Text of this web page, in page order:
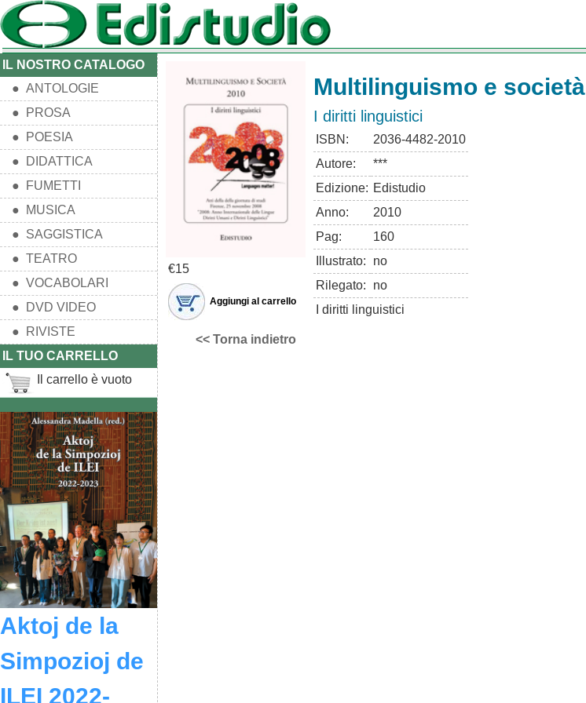
IL NOSTRO CATALOGO
● ANTOLOGIE
● PROSA
● POESIA
● DIDATTICA
● FUMETTI
● MUSICA
● SAGGISTICA
● TEATRO
● VOCABOLARI
● DVD VIDEO
● RIVISTE
IL TUO CARRELLO
Il carrello è vuoto
Aktoj de la
Simpozioj de
ILEI 2022-
€15
Aggiungi al carrello
<< Torna indietro
Multilinguismo e società
I diritti linguistici
ISBN:
2036-4482-2010
Autore:
***
Edizione: Edistudio
Anno:
2010
Pag:
160
Illustrato:
no
Rilegato:
no
I diritti linguistici